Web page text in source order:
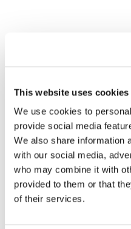
This website uses cookies
We use cookies to
provide social media
We also share information
with our social media,
who may combine it with
provided to them or that
of their services.
Dies